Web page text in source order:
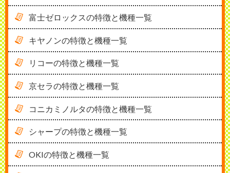
富士ゼロックスの特徴と機種一覧
キヤノンの特徴と機種一覧
リコーの特徴と機種一覧
京セラの特徴と機種一覧
コニカミノルタの特徴と機種一覧
シャープの特徴と機種一覧
OKIの特徴と機種一覧